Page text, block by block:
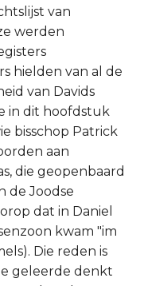
van
werden
hielden van al de
van Davids
in dit hoofdstuk
bisschop Patrick
aan
die geopenbaard
de Joodse
dat in Daniel
kwam "im
Die reden is
geleerde denkt